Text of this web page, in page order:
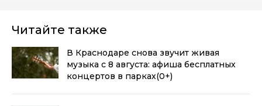
Читайте также
В Краснодаре снова звучит живая
музыка с 8 августа: афиша бесплатных
концертов в парках(0+)